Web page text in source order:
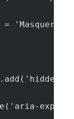
'Masquer le